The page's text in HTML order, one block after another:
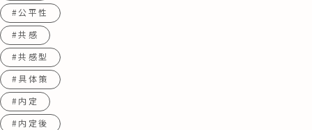
#公平性
#共感
#共感型
#具体策
#内定
#内定後